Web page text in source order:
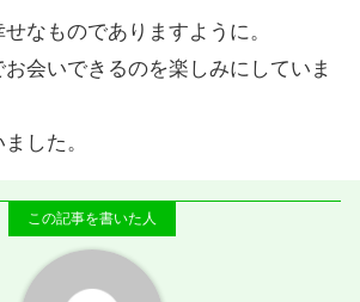
なものでありますように。
会いできるのを楽しみにしていま
した。